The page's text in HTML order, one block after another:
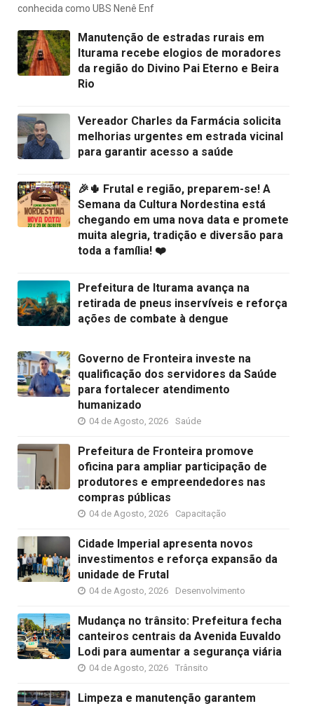
conhecida como UBS Nenê Enf
Manutenção de estradas rurais em
Iturama recebe elogios de moradores
da região do Divino Pai Eterno e Beira
Rio
Vereador Charles da Farmácia solicita
melhorias urgentes em estrada vicinal
para garantir acesso a saúde
🎉🌵 Frutal e região, preparem-se! A
Semana da Cultura Nordestina está
chegando em uma nova data e promete
muita alegria, tradição e diversão para
toda a família! ❤️
Prefeitura de Iturama avança na
retirada de pneus inservíveis e reforça
ações de combate à dengue
Governo de Fronteira investe na
qualificação dos servidores da Saúde
para fortalecer atendimento
humanizado
04 de Agosto, 2026 Saúde
Prefeitura de Fronteira promove
oficina para ampliar participação de
produtores e empreendedores nas
compras públicas
04 de Agosto, 2026 Capacitação
Cidade Imperial apresenta novos
investimentos e reforça expansão da
unidade de Frutal
04 de Agosto, 2026 Desenvolvimento
Mudança no trânsito: Prefeitura fecha
canteiros centrais da Avenida Euvaldo
Lodi para aumentar a segurança viária
04 de Agosto, 2026 Trânsito
Limpeza e manutenção garantem